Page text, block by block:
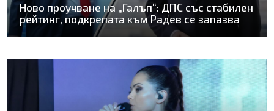
Ново проучване на „Галъп“: ДПС със стабилен
рейтинг, подкрепата към Радев се запазва